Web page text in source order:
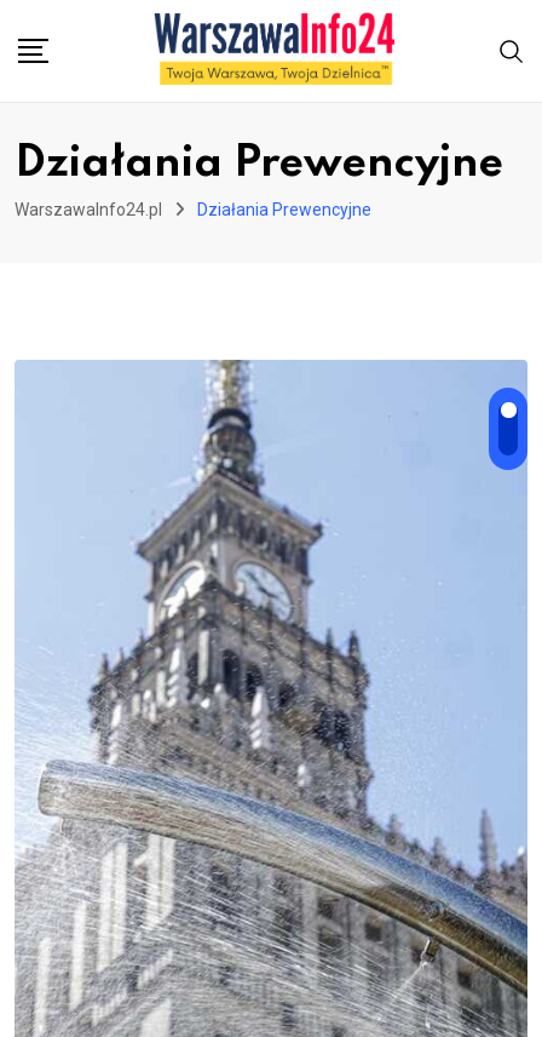
Działania Prewencyjne
WarszawaInfo24.pl Działania Prewencyjne